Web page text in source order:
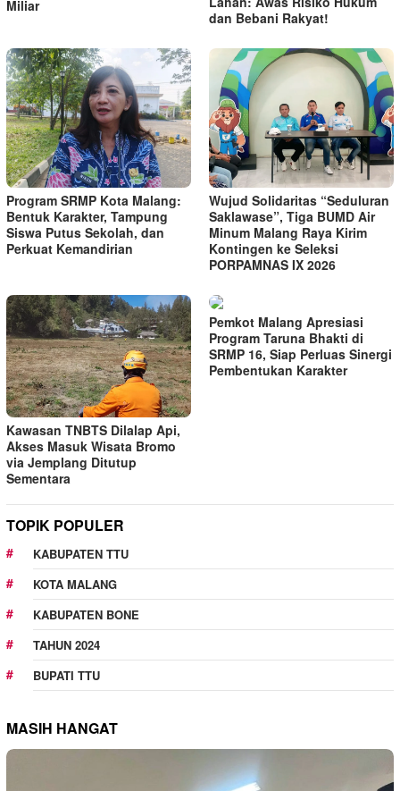
Miliar
dan Bebani Rakyat!
Program SRMP Kota Malang:
Bentuk Karakter, Tampung
Siswa Putus Sekolah, dan
Perkuat Kemandirian
Wujud Solidaritas “Seduluran
Saklawase”, Tiga BUMD Air
Minum Malang Raya Kirim
Kontingen ke Seleksi
PORPAMNAS IX 2026
Kawasan TNBTS Dilalap Api,
Akses Masuk Wisata Bromo
via Jemplang Ditutup
Sementara
Pemkot Malang Apresiasi
Program Taruna Bhakti di
SRMP 16, Siap Perluas Sinergi
Pembentukan Karakter
TOPIK POPULER
KABUPATEN TTU
KOTA MALANG
KABUPATEN BONE
TAHUN 2024
BUPATI TTU
MASIH HANGAT